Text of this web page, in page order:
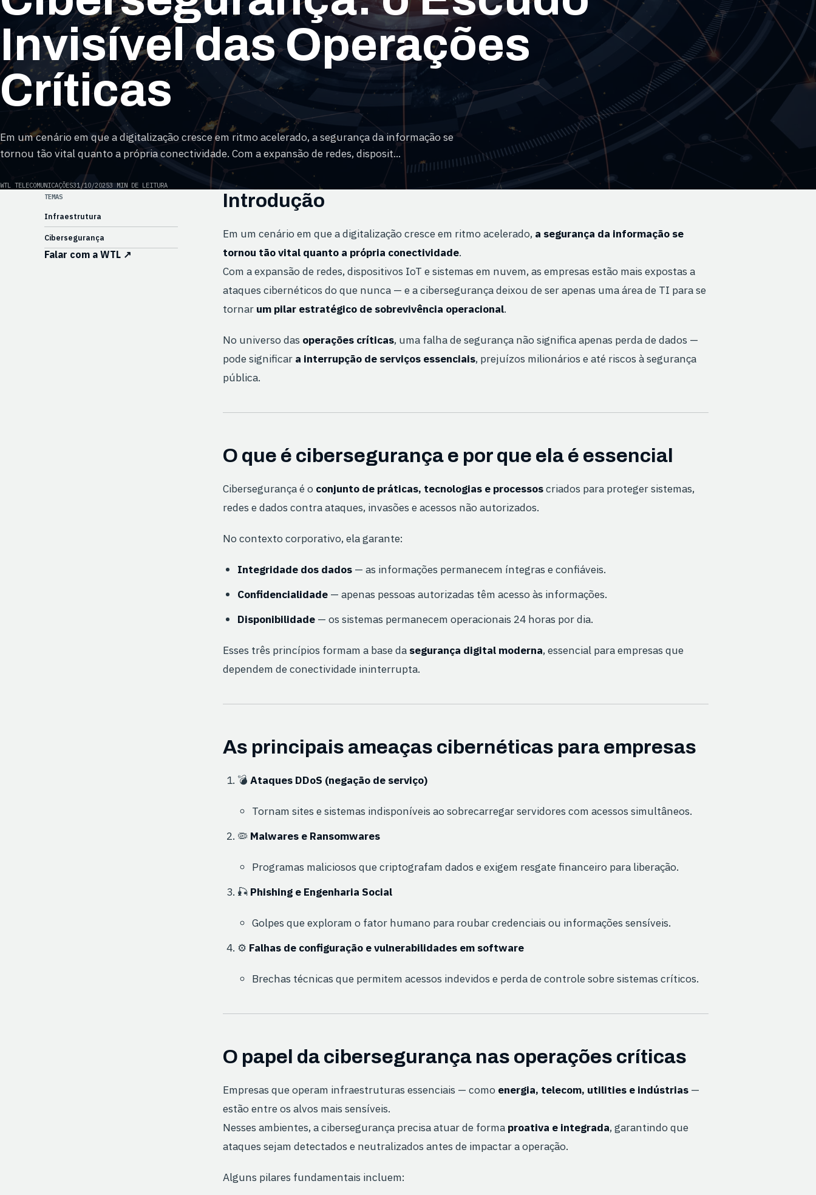
Invisível das Operações
Críticas
Em um cenário em que a digitalização cresce em ritmo acelerado, a segurança da informação se
tornou tão vital quanto a própria conectividade. Com a expansão de redes, disposit...
WTL TELECOMUNICAÇÕES31/10/20253 MIN DE LEITURA
TEMAS
Infraestrutura
Cibersegurança
Falar com a WTL ↗
Introdução
Em um cenário em que a digitalização cresce em ritmo acelerado, a segurança da informação se
tornou tão vital quanto a própria conectividade.
Com a expansão de redes, dispositivos IoT e sistemas em nuvem, as empresas estão mais expostas a
ataques cibernéticos do que nunca — e a cibersegurança deixou de ser apenas uma área de TI para se
tornar um pilar estratégico de sobrevivência operacional.
No universo das operações críticas, uma falha de segurança não significa apenas perda de dados —
pode significar a interrupção de serviços essenciais, prejuízos milionários e até riscos à segurança
pública.
O que é cibersegurança e por que ela é essencial
Cibersegurança é o conjunto de práticas, tecnologias e processoscriados para proteger sistemas,
redes e dados contra ataques, invasões e acessos não autorizados.
No contexto corporativo, ela garante:
Integridade dos dados — as informações permanecem íntegras e confiáveis.
Confidencialidade — apenas pessoas autorizadas têm acesso às informações.
Disponibilidade — os sistemas permanecem operacionais 24 horas por dia.
Esses três princípios formam a base da segurança digital moderna, essencial para empresas que
dependem de conectividade ininterrupta.
As principais ameaças cibernéticas para empresas
💣 Ataques DDoS (negação de serviço)
Tornam sites e sistemas indisponíveis ao sobrecarregar servidores com acessos simultâneos.
🦠 Malwares e Ransomwares
Programas maliciosos que criptografam dados e exigem resgate financeiro para liberação.
🎣 Phishing e Engenharia Social
Golpes que exploram o fator humano para roubar credenciais ou informações sensíveis.
⚙️ Falhas de configuração e vulnerabilidades em software
Brechas técnicas que permitem acessos indevidos e perda de controle sobre sistemas críticos.
O papel da cibersegurança nas operações críticas
Empresas que operam infraestruturas essenciais — como energia, telecom, utilities e indústrias —
estão entre os alvos mais sensíveis.
Nesses ambientes, a cibersegurança precisa atuar de forma proativa e integrada, garantindo que
ataques sejam detectados e neutralizados antes de impactar a operação.
Alguns pilares fundamentais incluem: